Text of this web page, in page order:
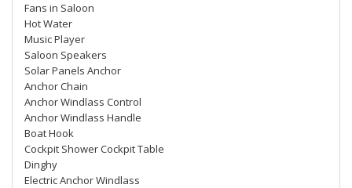
Fans in Saloon
Hot Water
Music Player
Saloon Speakers
Solar Panels Anchor
Anchor Chain
Anchor Windlass Control
Anchor Windlass Handle
Boat Hook
Cockpit Shower Cockpit Table
Dinghy
Electric Anchor Windlass